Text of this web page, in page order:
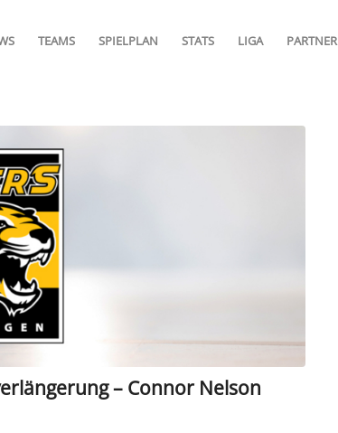
TEAMS SPIELPLAN STATS LIGA PARTNER
– Connor Nelson